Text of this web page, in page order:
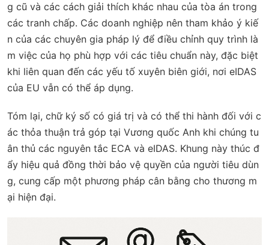
g cũ và các cách giải thích khác nhau của tòa án trong
các tranh chấp. Các doanh nghiệp nên tham khảo ý kiế
n của các chuyên gia pháp lý để điều chỉnh quy trình là
m việc của họ phù hợp với các tiêu chuẩn này, đặc biệt
khi liên quan đến các yếu tố xuyên biên giới, nơi eIDAS
của EU vẫn có thể áp dụng.
Tóm lại, chữ ký số có giá trị và có thể thi hành đối với c
ác thỏa thuận trả góp tại Vương quốc Anh khi chúng tu
ân thủ các nguyên tắc ECA và eIDAS. Khung này thúc đ
ẩy hiệu quả đồng thời bảo vệ quyền của người tiêu dùn
g, cung cấp một phương pháp cân bằng cho thương m
ại hiện đại.